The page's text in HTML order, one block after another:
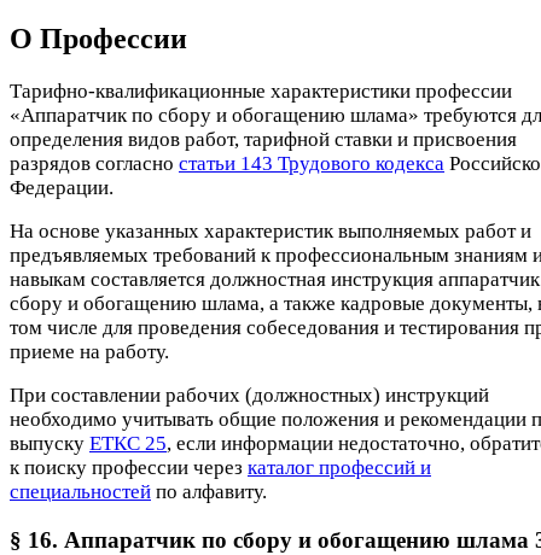
О Профеcсии
Тарифно-квалификационные характеристики профессии
«Аппаратчик по сбору и обогащению шлама» требуются
определения видов работ, тарифной ставки и присвоения
разрядов согласно статьи 143 Трудового кодекса
Федерации.
На основе указанных характеристик выполняемых работ и
предъявляемых требований к профессиональным знаниям
навыкам составляется должностная инструкция
сбору и обогащению шлама, а также кадровые документы,
том числе для проведения собеседования и тестирования
приеме на работу.
При составлении рабочих (должностных) инструкций
необходимо учитывать общие положения и рекомендации
выпуску ЕТКС 25, если информации недостаточно,
к поиску профессии через каталог профессий и
специальностей по алфавиту.
§ 16. Аппаратчик по сбору и обогащению шлама